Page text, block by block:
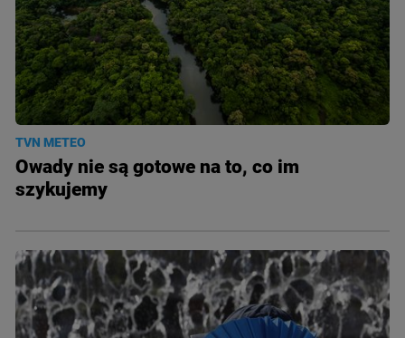
TVN METEO
Owady nie są gotowe na to, co im
szykujemy